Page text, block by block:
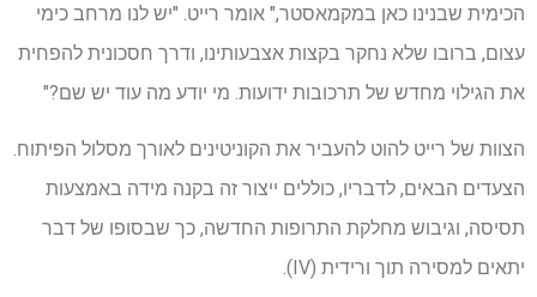
הכימית שבנינו כאן במקמאסטר," אומר רייט. "יש לנו מרחב כימי
עצום, ברובו שלא נחקר בקצות אצבעותינו, ודרך חסכונית להפחית
את הגילוי מחדש של תרכובות ידועות. מי יודע מה עוד יש שם?"
הצוות של רייט להוט להעביר את הקוניטינים לאורך מסלול הפיתוח.
הצעדים הבאים, לדבריו, כוללים ייצור זה בקנה מידה באמצעות
תסיסה, וגיבוש מחלקת התרופות החדשה, כך שבסופו של דבר
יתאים למסירה תוך ורידית (IV).